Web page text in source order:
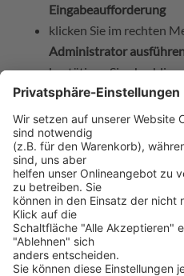
Eingabeaufforderung
klicken Sie im rechten
Administrator
bestätigen Sie
Sicherheitsabfrage
[/su_list]
Variante 5: Dateiexplorer
[su_list icon=“icon: arrow-
icon_color=“#474747″]
öffnen Sie mit den